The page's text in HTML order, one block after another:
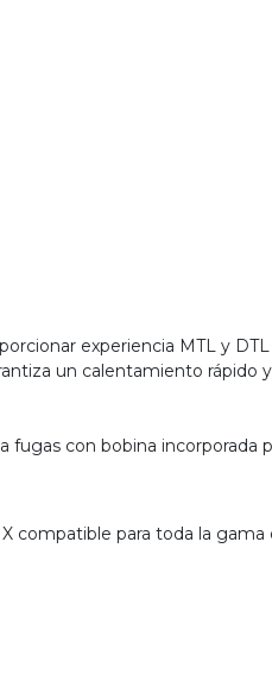
experiencia MTL y
un calentamiento
fugas con bobina
compatible para toda la gama